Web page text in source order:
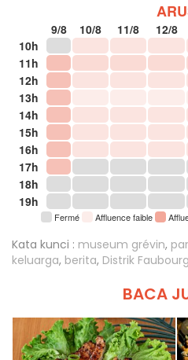
9/8 10/8 11/8 12/8
10h
11h
12h
13h
14h
15h
16h
17h
18h
19h
Fermé Affluence faible
Kata kunci : museum grévin,
keluarga, berita, Distrik
BACA